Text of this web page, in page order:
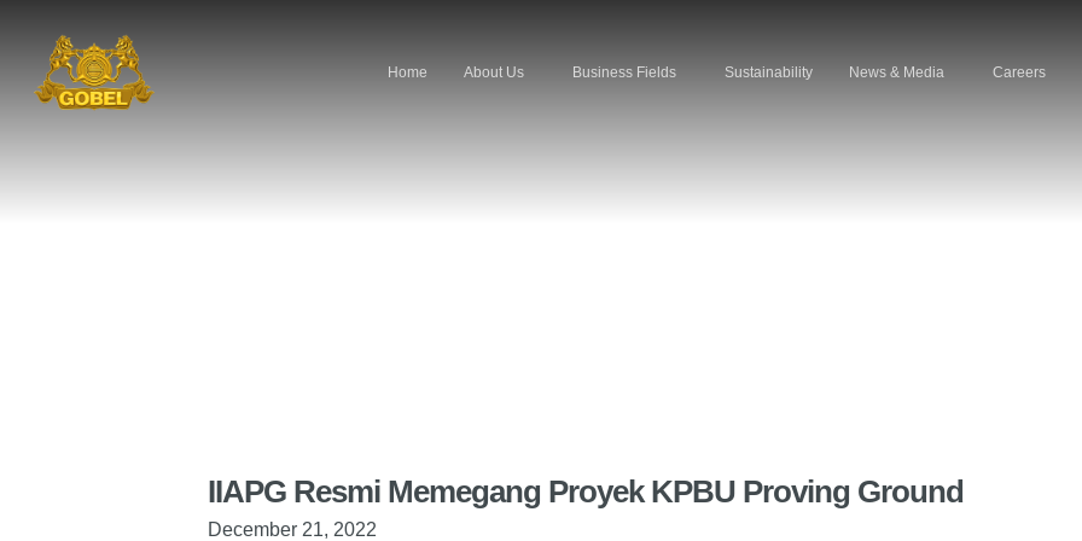
Home About Us Business Fields Sustainability News & Media Careers
IIAPG Resmi Memegang Proyek KPBU Proving Ground
December 21, 2022